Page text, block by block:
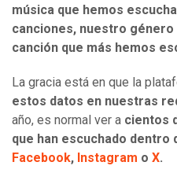
música que hemos
canciones, nuestro
canción que más hemos
La gracia está en que la
estos datos en nuestras
año, es normal ver a cientos
que han escuchado dentro
Facebook, Instagram o X.